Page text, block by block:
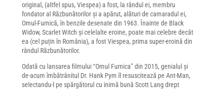
original, (altfel spus, Viespea) a fost, la rândul ei, membru
fondator al Răzbunătorilor și a apărut, alături de camaradul ei,
Omul-Furnică, în benzile desenate din 1963. Înainte de Black
Widow, Scarlet Witch și celelalte eroine, poate mai celebre decât
ea (cel puțin în România), a fost Viespea, prima super-eroină din
rândul Răzbunătorilor.
Odată cu lansarea filmului “Omul Furnica” din 2015, genialul și
de-acum îmbătrânitul Dr. Hank Pym îl resuscitează pe Ant-Man,
selectandu-l pe spărgătorul cu inimă bună Scott Lang drept